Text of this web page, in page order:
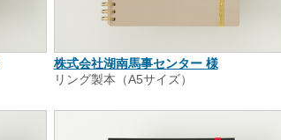
株式会社湖南馬事センター 様
リング製本（A5サイズ）